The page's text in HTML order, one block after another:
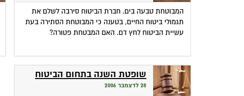
המבוטחת טבעה בים. חברת הביטוח סירבה לשלם את
תגמולי ביטוח החיים, בטענה כי המבוטחת הסתירה בעת
עשיית הביטוח לחץ דם. האם המבטחת פטורה?
שופטת השנה בתחום הביטוח
28 לדצמבר 2006